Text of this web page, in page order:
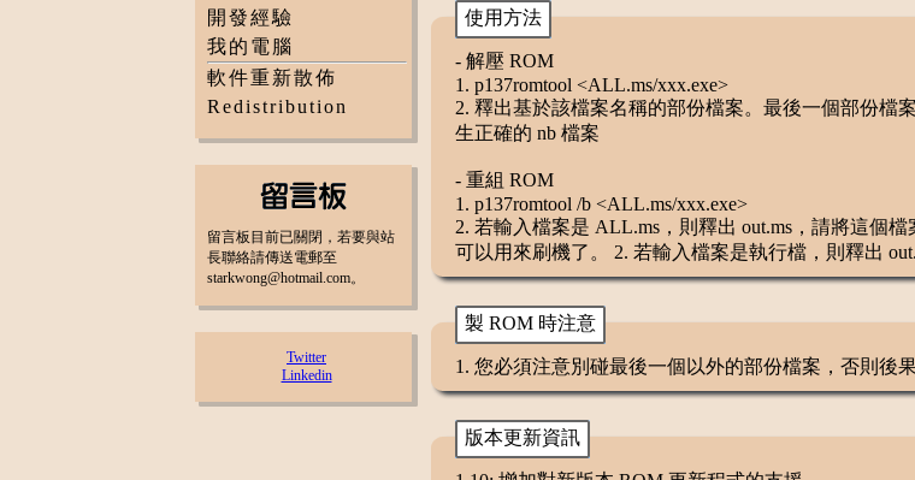
開發經驗
我的電腦
軟件重新散佈
Redistribution
留言板目前已關閉，若要與站
長聯絡請傳送電郵至
starkwong@hotmail.com。
Twitter
Linkedin
使用方法
- 解壓 ROM
1. p137romtool <ALL.ms/xxx.exe>
2. 釋出基於該檔案名稱的部份檔案。最後一個部份檔
生正確的 nb 檔案
- 重組 ROM
1. p137romtool /b <ALL.ms/xxx.exe>
2. 若輸入檔案是 ALL.ms，則釋出 out.ms，請將這個
可以用來刷機了。 2. 若輸入檔案是執行檔，則釋出
製 ROM 時注意
1. 您必須注意別碰最後一個以外的部份檔案，否則後
版本更新資訊